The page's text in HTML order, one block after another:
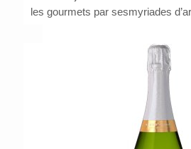
les gourmets par sesmyriades